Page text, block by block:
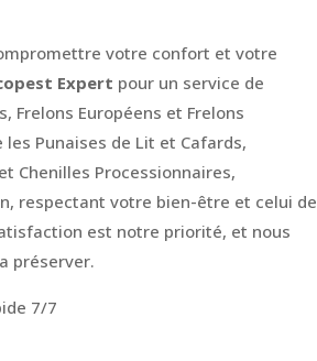
votre confort et votre
Expert pour un service de
Frelons Européens et Frelons
Punaises de Lit et Cafards,
Chenilles Processionnaires,
respectant votre bien-être et celui de
est notre priorité, et nous
préserver.
7/7